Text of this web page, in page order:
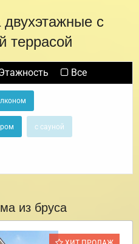
с
террасой
Все
с сауной
из бруса